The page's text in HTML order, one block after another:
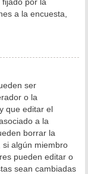
a la encuesta,
ser
o la
que editar el
a la
borrar la
si algún miembro
pueden editar o
sean cambiadas